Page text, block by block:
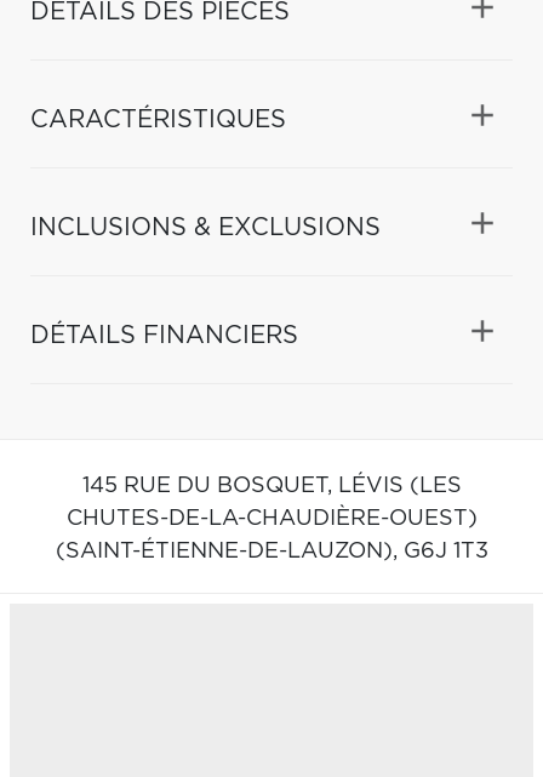
DÉTAILS DES PIÈCES
CARACTÉRISTIQUES
INCLUSIONS & EXCLUSIONS
DÉTAILS FINANCIERS
145 RUE DU BOSQUET, LÉVIS (LES
CHUTES-DE-LA-CHAUDIÈRE-OUEST)
(SAINT-ÉTIENNE-DE-LAUZON), G6J 1T3